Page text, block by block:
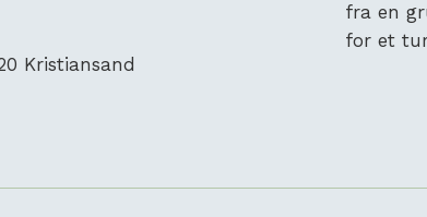
Kristiansand
fra en
for et